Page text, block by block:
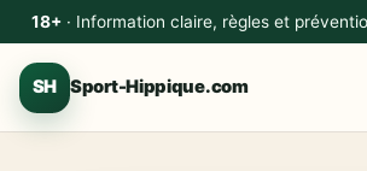
18+· Information claire, règles et
SH Sport-Hippique.com